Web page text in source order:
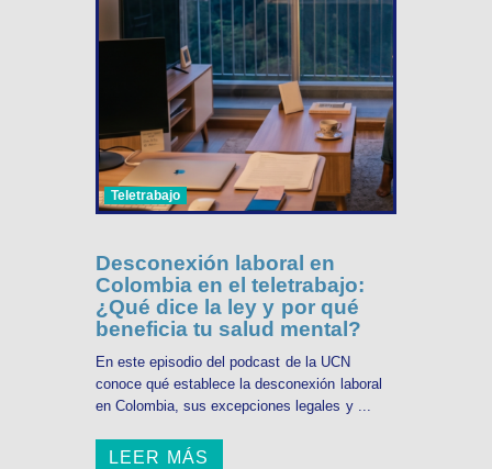
Teletrabajo
Desconexión laboral en
Colombia en el teletrabajo:
¿Qué dice la ley y por qué
beneficia tu salud mental?
En este episodio del podcast de la UCN
conoce qué establece la desconexión laboral
en Colombia, sus excepciones legales y ...
LEER MÁS